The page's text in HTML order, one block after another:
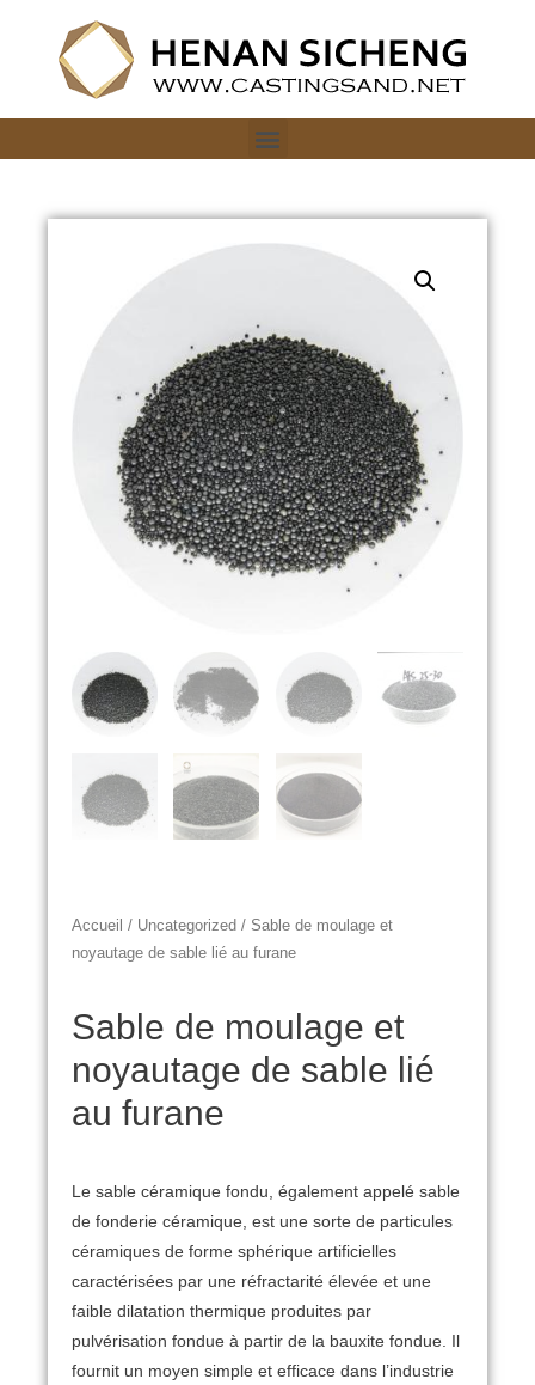
Accueil / Uncategorized / Sable de moulage et
noyautage de sable lié au furane
Sable de moulage et
noyautage de sable lié
au furane
Le sable céramique fondu, également appelé sable
de fonderie céramique, est une sorte de particules
céramiques de forme sphérique artificielles
caractérisées par une réfractarité élevée et une
faible dilatation thermique produites par
pulvérisation fondue à partir de la bauxite fondue.
fournit un moyen simple et efficace dans l’industrie